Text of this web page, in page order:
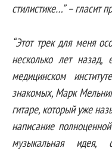
стилистике…” – гласит
“Этот трек для меня
несколько лет
медицинском
знакомых, Марк
гитаре, который уже
написание
музыкальная идея,